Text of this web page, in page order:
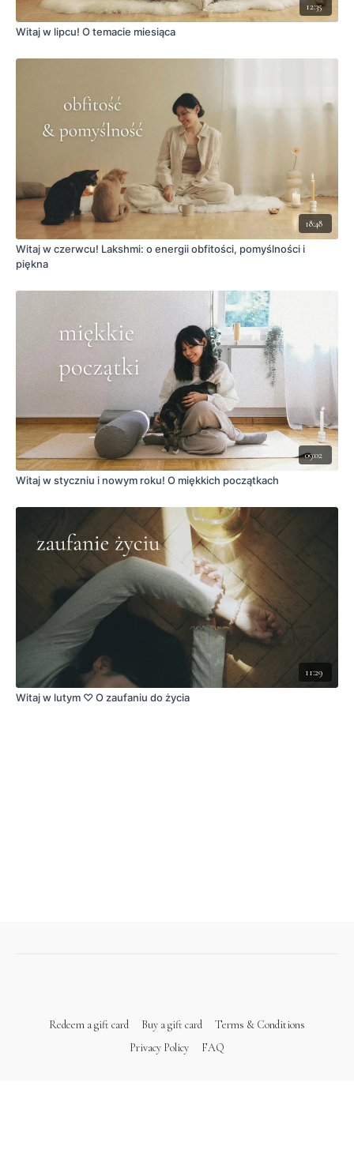
12:35
Witaj w lipcu! O temacie miesiąca
18:48
Witaj w czerwcu! Lakshmi: o energii obfitości, pomyślności i
piękna
09:02
Witaj w styczniu i nowym roku! O miękkich początkach
11:29
Witaj w lutym ♡ O zaufaniu do życia
Redeem a gift card Buy a gift card
Terms & Conditions
Privacy Policy
FAQ